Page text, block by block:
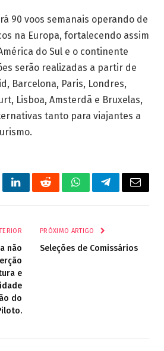
90 voos semanais operando de
na Europa, fortalecendo assim
do Sul e o continente
serão realizadas a partir de
Barcelona, Paris, Londres,
Lisboa, Amsterdã e Bruxelas,
tanto para viajantes a
LinkedInRedditWhatsAppTelegrama
E-
não
e
do
PRÓXIMO ARTIGO
Seleções de Comissários